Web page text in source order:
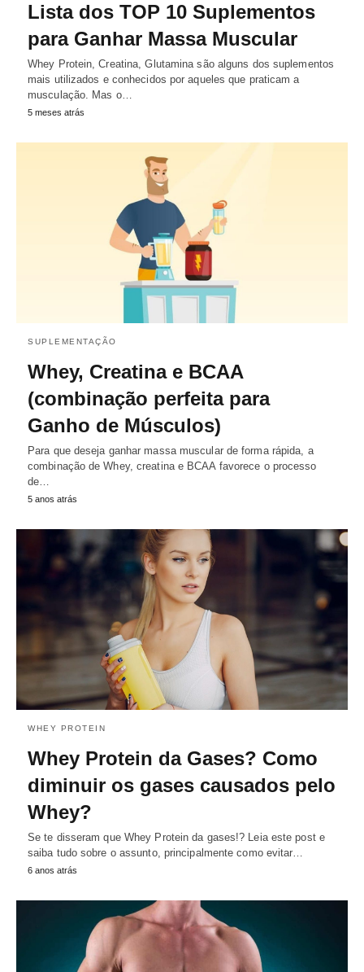
Lista dos TOP 10 Suplementos
para Ganhar Massa Muscular
Whey Protein, Creatina, Glutamina são alguns dos suplementos
mais utilizados e conhecidos por aqueles que praticam a
musculação. Mas o…
5 meses atrás
SUPLEMENTAÇÃO
Whey, Creatina e BCAA
(combinação perfeita para
Ganho de Músculos)
Para que deseja ganhar massa muscular de forma rápida, a
combinação de Whey, creatina e BCAA favorece o processo
de…
5 anos atrás
WHEY PROTEIN
Whey Protein da Gases? Como
diminuir os gases causados pelo
Whey?
Se te disseram que Whey Protein da gases!? Leia este post e
saiba tudo sobre o assunto, principalmente como evitar…
6 anos atrás